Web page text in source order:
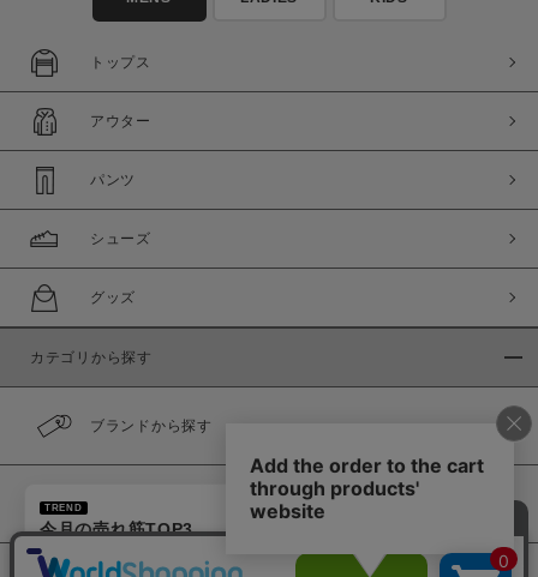
×
TREND
今月の売れ筋TOP3
1 ドローストリング 巾着バッグ
トップス
アウター
パンツ
シューズ
グッズ
カテゴリから探す
ブランドから探す